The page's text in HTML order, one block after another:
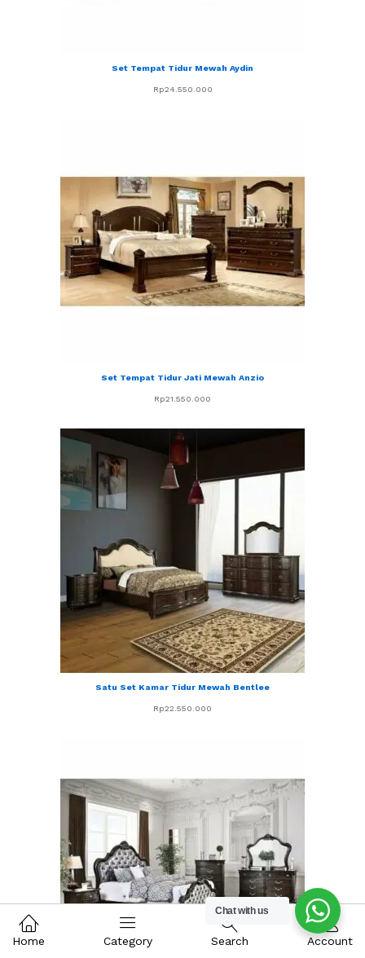
Set Tempat Tidur Mewah Aydin
Rp24.550.000
Set Tempat Tidur Jati Mewah Anzio
Rp21.550.000
Satu Set Kamar Tidur Mewah Bentlee
Rp22.550.000
Chat with us
Home Category Search Account